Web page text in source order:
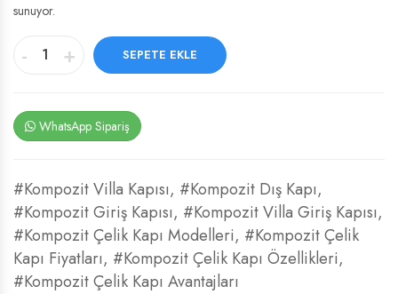
sunuyor.
- + SEPETE EKLE
WhatsApp Sipariş
#Kompozit Villa Kapısı, #Kompozit Dış Kapı,
#Kompozit Giriş Kapısı, #Kompozit Villa Giriş Kapısı,
#Kompozit Çelik Kapı Modelleri, #Kompozit Çelik
Kapı Fiyatları, #Kompozit Çelik Kapı Özellikleri,
#Kompozit Çelik Kapı Avantajları